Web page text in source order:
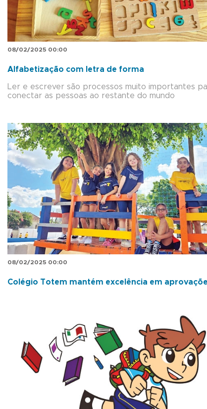
08/02/2025 00:00
Alfabetização com letra de forma
Ler e escrever são processos muito importantes
conectar as pessoas ao restante do mundo
08/02/2025 00:00
Colégio Totem mantém excelência em